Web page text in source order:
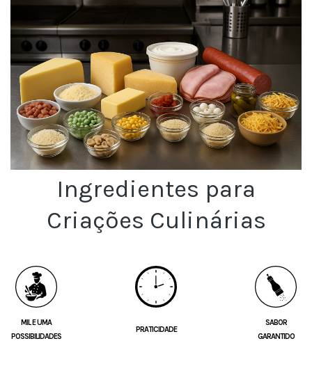
Ingredientes para
Criações Culinárias
MIL E UMA
POSSIBILIDADES
PRATICIDADE
SABOR
GARANTIDO